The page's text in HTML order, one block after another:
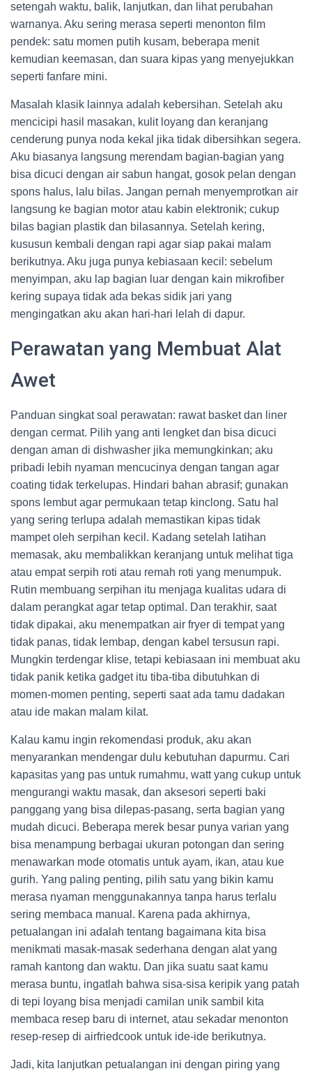
setengah waktu, balik, lanjutkan, dan lihat perubahan
warnanya. Aku sering merasa seperti menonton film
pendek: satu momen putih kusam, beberapa menit
kemudian keemasan, dan suara kipas yang menyejukkan
seperti fanfare mini.
Masalah klasik lainnya adalah kebersihan. Setelah aku
mencicipi hasil masakan, kulit loyang dan keranjang
cenderung punya noda kekal jika tidak dibersihkan segera.
Aku biasanya langsung merendam bagian-bagian yang
bisa dicuci dengan air sabun hangat, gosok pelan dengan
spons halus, lalu bilas. Jangan pernah menyemprotkan air
langsung ke bagian motor atau kabin elektronik; cukup
bilas bagian plastik dan bilasannya. Setelah kering,
kususun kembali dengan rapi agar siap pakai malam
berikutnya. Aku juga punya kebiasaan kecil: sebelum
menyimpan, aku lap bagian luar dengan kain mikrofiber
kering supaya tidak ada bekas sidik jari yang
mengingatkan aku akan hari-hari lelah di dapur.
Perawatan yang Membuat Alat
Awet
Panduan singkat soal perawatan: rawat basket dan liner
dengan cermat. Pilih yang anti lengket dan bisa dicuci
dengan aman di dishwasher jika memungkinkan; aku
pribadi lebih nyaman mencucinya dengan tangan agar
coating tidak terkelupas. Hindari bahan abrasif; gunakan
spons lembut agar permukaan tetap kinclong. Satu hal
yang sering terlupa adalah memastikan kipas tidak
mampet oleh serpihan kecil. Kadang setelah latihan
memasak, aku membalikkan keranjang untuk melihat tiga
atau empat serpih roti atau remah roti yang menumpuk.
Rutin membuang serpihan itu menjaga kualitas udara di
dalam perangkat agar tetap optimal. Dan terakhir, saat
tidak dipakai, aku menempatkan air fryer di tempat yang
tidak panas, tidak lembap, dengan kabel tersusun rapi.
Mungkin terdengar klise, tetapi kebiasaan ini membuat aku
tidak panik ketika gadget itu tiba-tiba dibutuhkan di
momen-momen penting, seperti saat ada tamu dadakan
atau ide makan malam kilat.
Kalau kamu ingin rekomendasi produk, aku akan
menyarankan mendengar dulu kebutuhan dapurmu. Cari
kapasitas yang pas untuk rumahmu, watt yang cukup untuk
mengurangi waktu masak, dan aksesori seperti baki
panggang yang bisa dilepas-pasang, serta bagian yang
mudah dicuci. Beberapa merek besar punya varian yang
bisa menampung berbagai ukuran potongan dan sering
menawarkan mode otomatis untuk ayam, ikan, atau kue
gurih. Yang paling penting, pilih satu yang bikin kamu
merasa nyaman menggunakannya tanpa harus terlalu
sering membaca manual. Karena pada akhirnya,
petualangan ini adalah tentang bagaimana kita bisa
menikmati masak-masak sederhana dengan alat yang
ramah kantong dan waktu. Dan jika suatu saat kamu
merasa buntu, ingatlah bahwa sisa-sisa keripik yang patah
di tepi loyang bisa menjadi camilan unik sambil kita
membaca resep baru di internet, atau sekadar menonton
resep-resep di airfriedcook untuk ide-ide berikutnya.
Jadi, kita lanjutkan petualangan ini dengan piring yang